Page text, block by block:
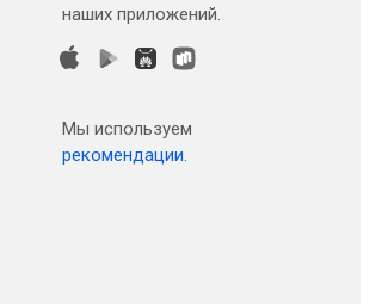
наших приложений.
Мы используем
рекомендации.